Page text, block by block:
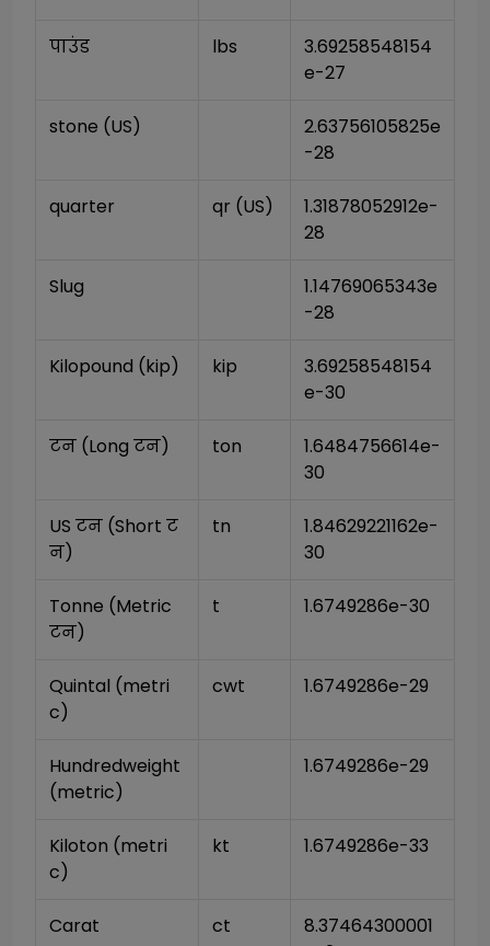
पाउंड lbs
3.69258548154
e-27
stone (US)
2.63756105825e
-28
quarter qr (US)
1.31878052912e-
28
Slug
1.14769065343e
-28
Kilopound (kip) kip
3.69258548154
e-30
टन (Long टन) ton
1.6484756614e-
30
US टन (Short ट
न)
tn
1.84629221162e-
30
Tonne (Metric
टन)
t 1.6749286e-30
Quintal (metri
c)
cwt 1.6749286e-29
Hundredweight
(metric)
1.6749286e-29
Kiloton (metri
c)
kt 1.6749286e-33
Carat ct
8.37464300001